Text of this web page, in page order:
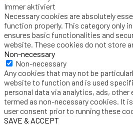
Immer aktiviert
Necessary cookies are absolutely
function properly. This category only
ensures basic functionalities and
website. These cookies do not store
Non-necessary
Non-necessary
Any cookies that may not be
website to function and is used
personal data via analytics, ads, other
termed as non-necessary cookies. It
user consent prior to running these
SAVE & ACCEPT